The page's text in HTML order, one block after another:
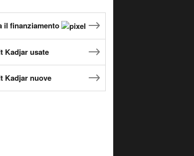
il finanziamento
Kadjar usate
Kadjar nuove